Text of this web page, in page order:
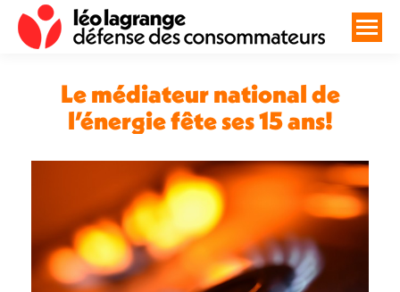
Le médiateur national de
l’énergie fête ses 15 ans!